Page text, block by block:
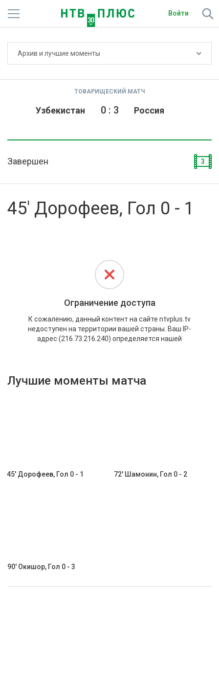
Войти
О сайте
Архив и лучшие моменты
ТОВАРИЩЕСКИЙ МАТЧ
Узбекистан Россия
0: 3
Завершен 3
45' Дорофеев, Гол 0 - 1
Лучшие моменты матча
45' Дорофеев, Гол 0 - 1 72' Шамонин, Гол 0 - 2
90' Окишор, Гол 0 - 3